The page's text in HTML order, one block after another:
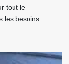
tout le
les besoins.